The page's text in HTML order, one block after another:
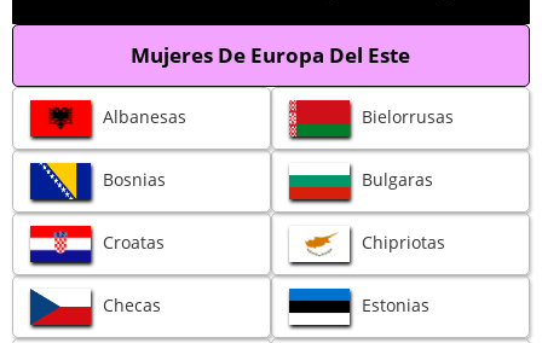
Mujeres De Europa Del Este
Albanesas Bielorrusas
Bosnias Bulgaras
Croatas Chipriotas
Checas Estonias